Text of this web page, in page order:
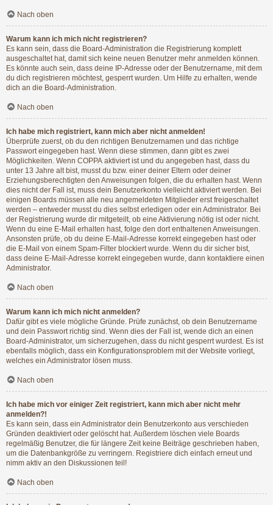
Nach oben
Warum kann ich mich nicht registrieren?
Es kann sein, dass die Board-Administration die Registrierung komplett
ausgeschaltet hat, damit sich keine neuen Benutzer mehr anmelden können.
Es könnte auch sein, dass deine IP-Adresse oder der Benutzername, mit dem
du dich registrieren möchtest, gesperrt wurden. Um Hilfe zu erhalten, wende
dich an die Board-Administration.
Nach oben
Ich habe mich registriert, kann mich aber nicht anmelden!
Überprüfe zuerst, ob du den richtigen Benutzernamen und das richtige
Passwort eingegeben hast. Wenn diese stimmen, dann gibt es zwei
Möglichkeiten. Wenn COPPA aktiviert ist und du angegeben hast, dass du
unter 13 Jahre alt bist, musst du bzw. einer deiner Eltern oder deiner
Erziehungsberechtigten den Anweisungen folgen, die du erhalten hast. Wenn
dies nicht der Fall ist, muss dein Benutzerkonto vielleicht aktiviert werden. Bei
einigen Boards müssen alle neu angemeldeten Mitglieder erst freigeschaltet
werden – entweder musst du dies selbst erledigen oder ein Administrator. Bei
der Registrierung wurde dir mitgeteilt, ob eine Aktivierung nötig ist oder nicht.
Wenn du eine E-Mail erhalten hast, folge den dort enthaltenen Anweisungen.
Ansonsten prüfe, ob du deine E-Mail-Adresse korrekt eingegeben hast oder
die E-Mail von einem Spam-Filter blockiert wurde. Wenn du dir sicher bist,
dass deine E-Mail-Adresse korrekt eingegeben wurde, dann kontaktiere einen
Administrator.
Nach oben
Warum kann ich mich nicht anmelden?
Dafür gibt es viele mögliche Gründe. Prüfe zunächst, ob dein Benutzername
und dein Passwort richtig sind. Wenn dies der Fall ist, wende dich an einen
Board-Administrator, um sicherzugehen, dass du nicht gesperrt wurdest. Es ist
ebenfalls möglich, dass ein Konfigurationsproblem mit der Website vorliegt,
welches ein Administrator lösen muss.
Nach oben
Ich habe mich vor einiger Zeit registriert, kann mich aber nicht mehr
anmelden?!
Es kann sein, dass ein Administrator dein Benutzerkonto aus verschieden
Gründen deaktiviert oder gelöscht hat. Außerdem löschen viele Boards
regelmäßig Benutzer, die für längere Zeit keine Beiträge geschrieben haben,
um die Datenbankgröße zu verringern. Registriere dich einfach erneut und
nimm aktiv an den Diskussionen teil!
Nach oben